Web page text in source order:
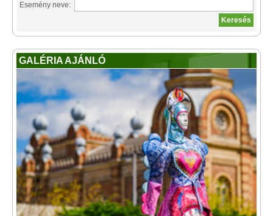
Esemény neve:
GALÉRIA AJÁNLÓ